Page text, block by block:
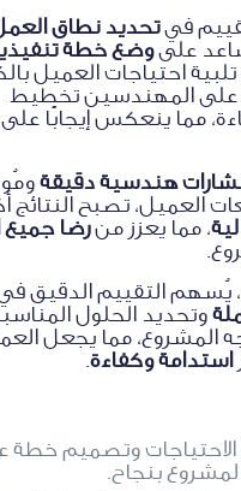
فيتحديد نطاق
علىوضع خطة
احتياجات العميل
على المهندسين تخطيط
مما ينعكس إيجابًا
هندسية دقيقة
العميل، تصبح النتائج
، مما يعزز منرضا جميع
يُسهم التقييم الدقيق
وتحديد الحلول
المشروع، مما يجعل
استدامة وكفاءة.
وتصميم خطة
بنجاح.